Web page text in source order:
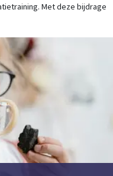
Met deze bijdrage